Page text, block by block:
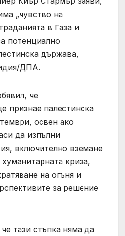
„чувство на
в Газа и
потенциално
държава,
ДПА.
че
признае палестинска
освен ако
да изпълни
включително вземане
криза,
на огъня и
за решение
тази стъпка няма да